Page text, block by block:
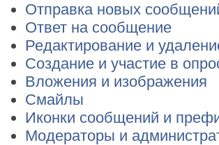
Отправка новых
Ответ на сообщение
Редактирование и
Создание и участие в
Вложения и изображения
Смайлы
Иконки сообщений и
Модераторы и